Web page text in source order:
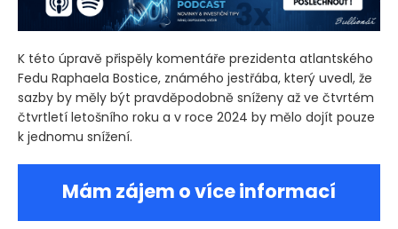
K této úpravě přispěly komentáře prezidenta atlantského
Fedu Raphaela Bostice, známého jestřába, který uvedl, že
sazby by měly být pravděpodobně sníženy až ve čtvrtém
čtvrtletí letošního roku a v roce 2024 by mělo dojít pouze
k jednomu snížení.
Mám zájem o více informací